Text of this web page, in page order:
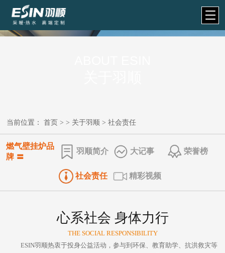
当前位置：首页 > > 关于羽顺 >社会责任
燃气壁挂炉品
牌 〓
羽顺简介 ​大记事 荣誉榜
社会责任 精彩视频
心系社会 身体力行
THE SOCIAL RESPONSIBILITY
ESIN羽顺热衷于投身公益活动，参与到环保、教育助学、抗洪救灾等